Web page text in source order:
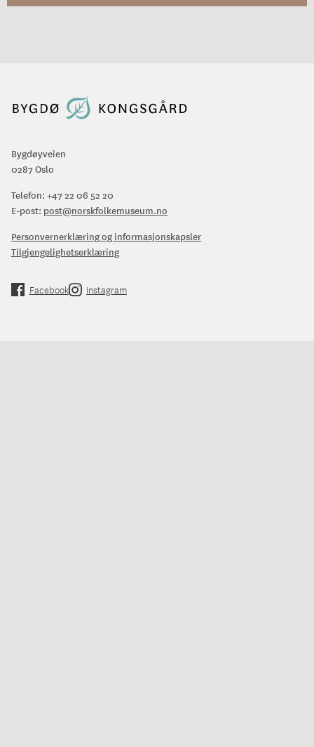
Bygdøyveien
0287 Oslo
Telefon: +47 22 06 52 20
E-post: post@norskfolkemuseum.no
Personvernerklæring og informasjonskapsler
Tilgjengelighetserklæring
Facebook Instagram